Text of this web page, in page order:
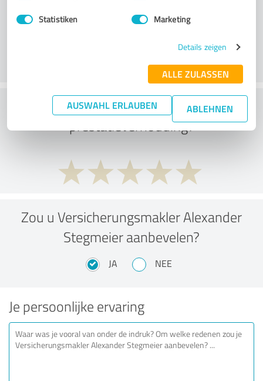
Statistiken Marketing
Details zeigen
ALLE ZULASSEN
AUSWAHL ERLAUBEN ABLEHNEN
Wat vind je van de prijs-
prestatieverhouding?
Zou u Versicherungsmakler Alexander
Stegmeier aanbevelen?
JA NEE
Je persoonlijke ervaring